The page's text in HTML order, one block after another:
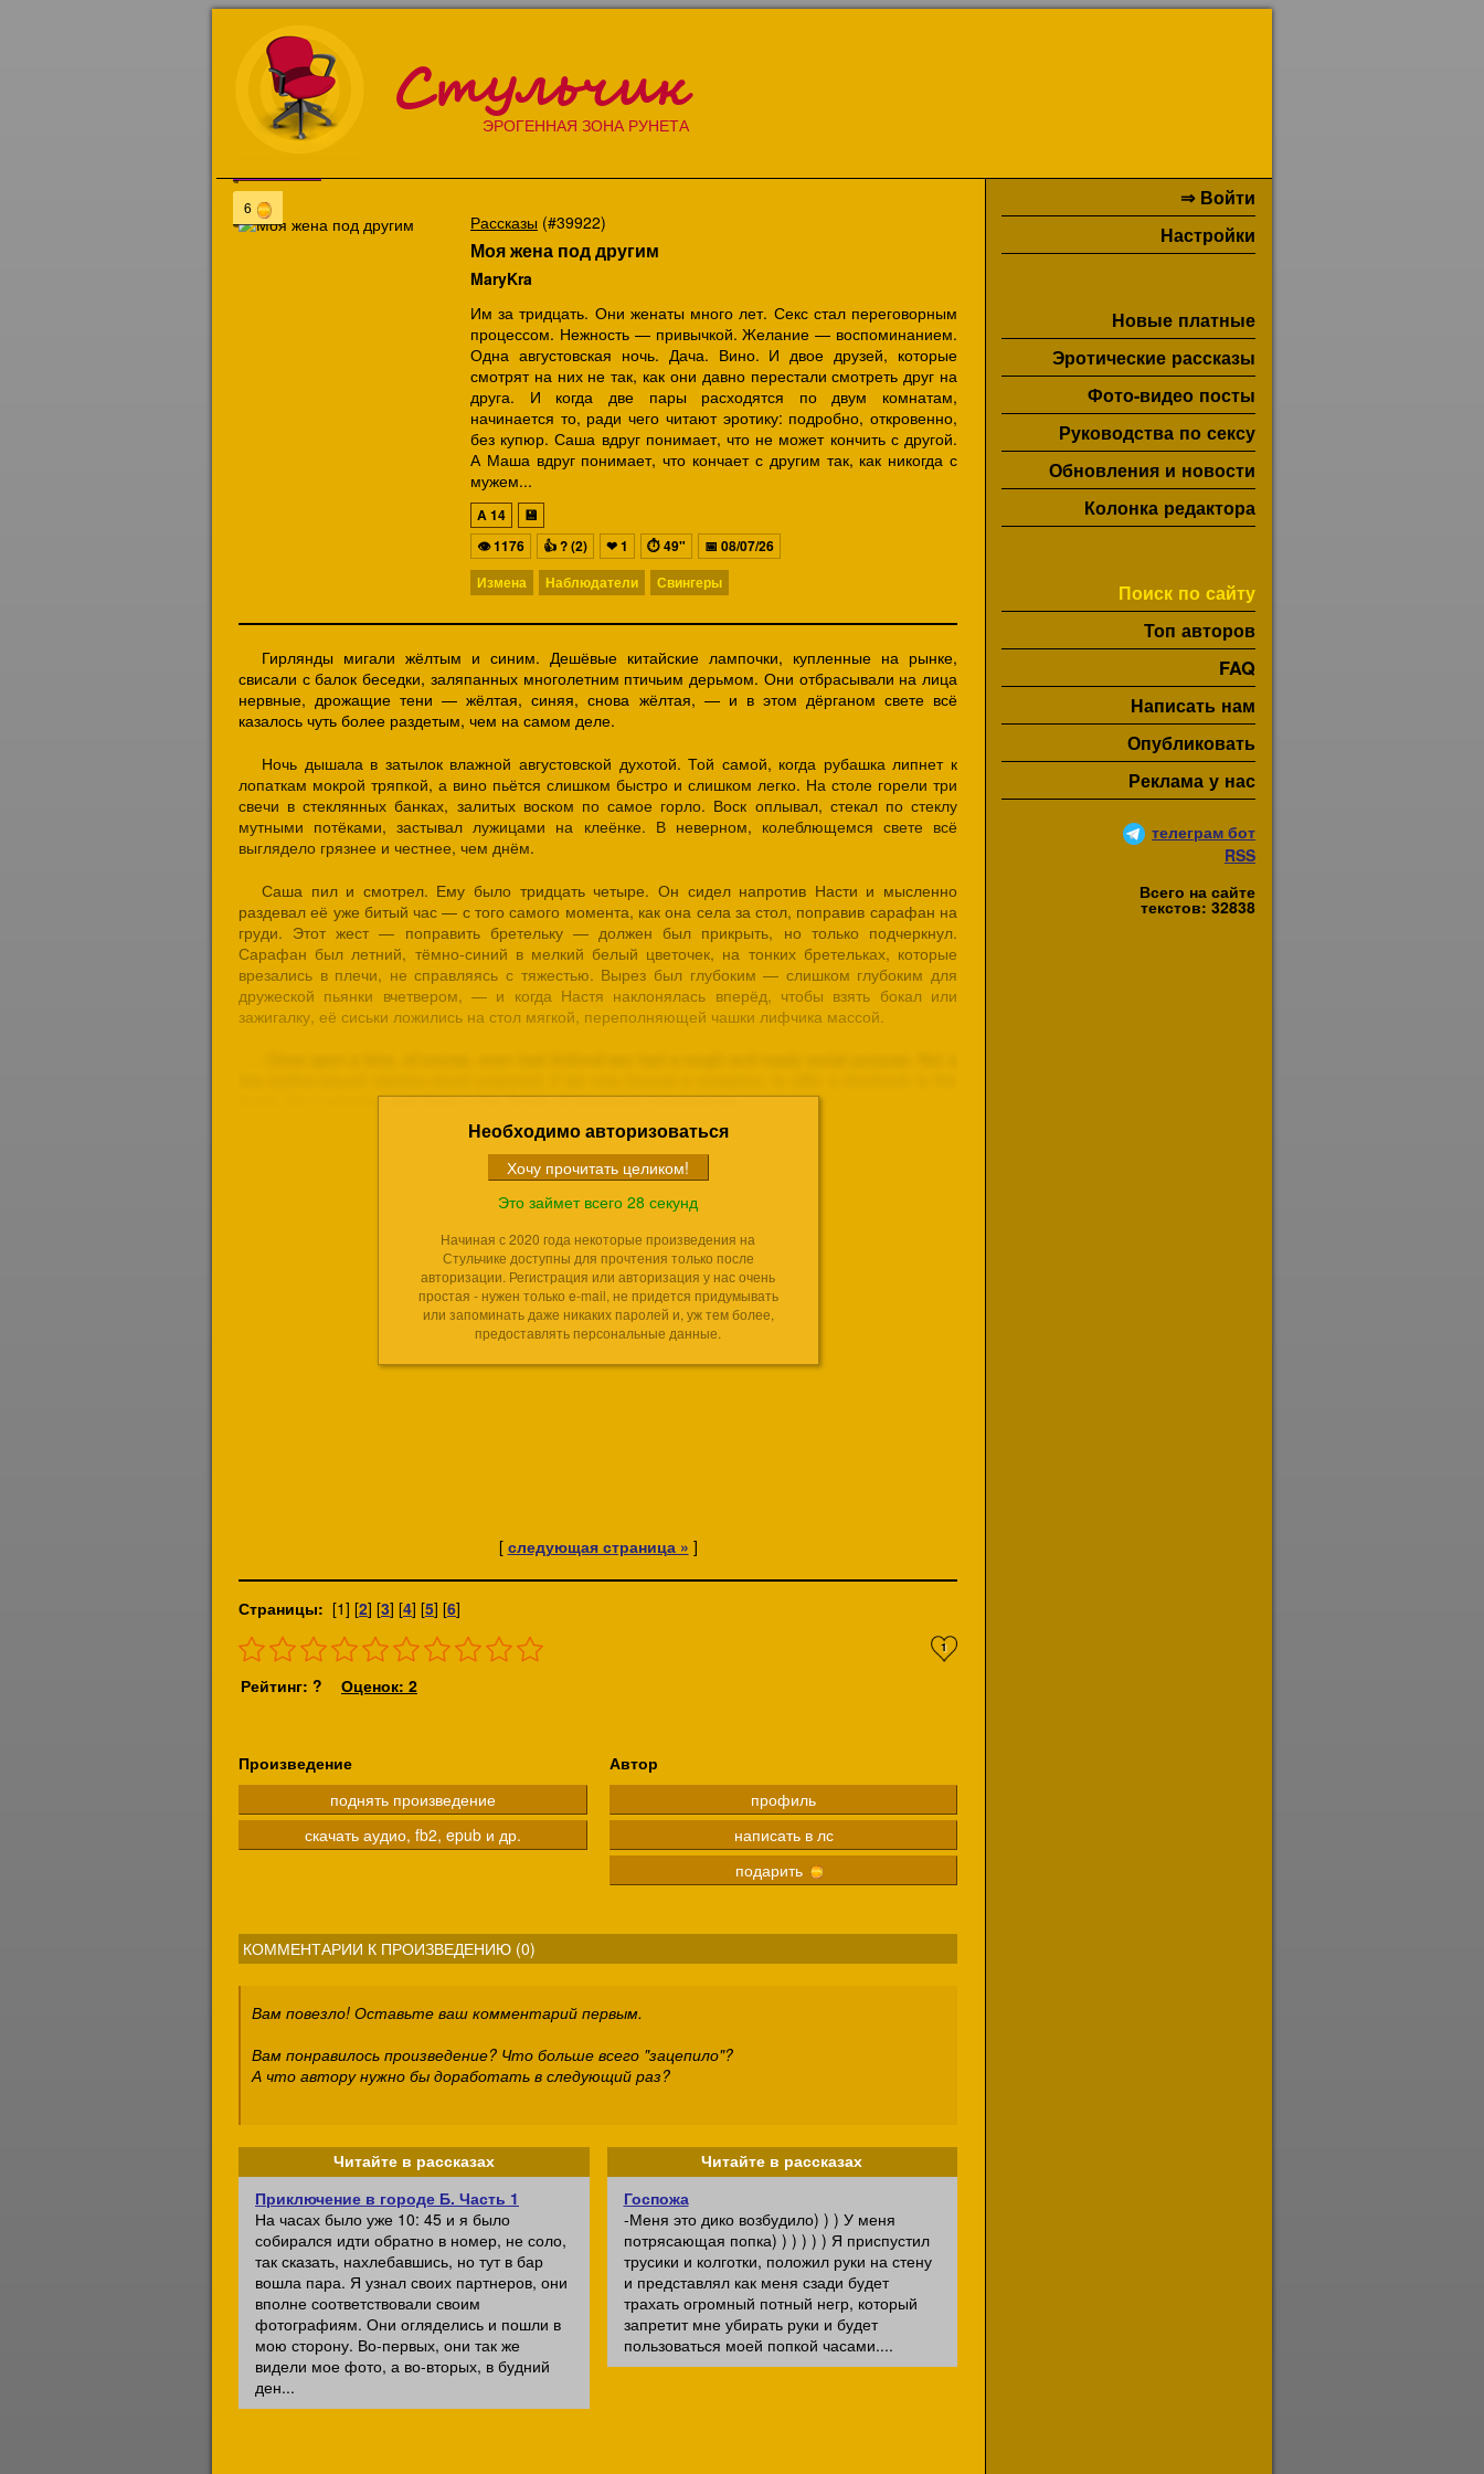
Стульчик
ЭРОГЕННАЯ ЗОНА РУНЕТА
⇒ Войти
Настройки
Новые платные
Эротические рассказы
Фото-видео посты
Руководства по сексу
Обновления и новости
Колонка редактора
Поиск по сайту
Топ авторов
FAQ
Написать нам
Опубликовать
Реклама у нас
телеграм бот
RSS
Всего на сайте
текстов: 32838
6
Рассказы (#39922)
Моя жена под другим
MaryKra
Им за тридцать. Они женаты много лет. Секс стал переговорным
процессом. Нежность — привычкой. Желание — воспоминанием.
Одна августовская ночь. Дача. Вино. И двое друзей, которые
смотрят на них не так, как они давно перестали смотреть друг на
друга. И когда две пары расходятся по двум комнатам,
начинается то, ради чего читают эротику: подробно, откровенно,
без купюр. Саша вдруг понимает, что не может кончить с другой.
А Маша вдруг понимает, что кончает с другим так, как никогда с
мужем...
A14
💾
👁1176 👍? (2) ❤1 ⏱49" 📅 08/07/26
Измена
Наблюдатели Свингеры
Гирлянды мигали жёлтым и синим. Дешёвые китайские лампочки, купленные на рынке,
свисали с балок беседки, заляпанных многолетним птичьим дерьмом. Они отбрасывали на лица
нервные, дрожащие тени — жёлтая, синяя, снова жёлтая, — и в этом дёрганом свете всё
казалось чуть более раздетым, чем на самом деле.
Ночь дышала в затылок влажной августовской духотой. Той самой, когда рубашка липнет к
лопаткам мокрой тряпкой, а вино пьётся слишком быстро и слишком легко. На столе горели три
свечи в стеклянных банках, залитых воском по самое горло. Воск оплывал, стекал по стеклу
мутными потёками, застывал лужицами на клеёнке. В неверном, колеблющемся свете всё
выглядело грязнее и честнее, чем днём.
Саша пил и смотрел. Ему было тридцать четыре. Он сидел напротив Насти и мысленно
раздевал её уже битый час — с того самого момента, как она села за стол, поправив сарафан на
груди. Этот жест — поправить бретельку — должен был прикрыть, но только подчеркнул.
Сарафан был летний, тёмно-синий в мелкий белый цветочек, на тонких бретельках, которые
врезались в плечи, не справляясь с тяжестью. Вырез был глубоким — слишком глубоким для
дружеской пьянки вчетвером, — и когда Настя наклонялась вперёд, чтобы взять бокал или
зажигалку, её сиськи ложились на стол мягкой, переполняющей чашки лифчика массой.
Необходимо авторизоваться
Это займет всего 28 секунд
Начиная с 2020 года некоторые произведения на
Стульчике доступны для прочтения только после
авторизации. Регистрация или авторизация у нас очень
простая - нужен только e-mail, не придется придумывать
или запоминать даже никаких паролей и, уж тем более,
предоставлять персональные данные.
[ следующая страница » ]
Страницы: [1] [2] [3] [4] [5] [6]
1
Рейтинг: ? Оценок: 2
Произведение
поднять произведение
скачать аудио, fb2, epub и др.
Автор
профиль
написать в лс
подарить
КОММЕНТАРИИ К ПРОИЗВЕДЕНИЮ (0)
Вам повезло! Оставьте ваш комментарий первым.
Вам понравилось произведение? Что больше всего "зацепило"?
А что автору нужно бы доработать в следующий раз?
Читайте в рассказах
Приключение в городе Б. Часть 1
На часах было уже 10: 45 и я было
собирался идти обратно в номер, не соло,
так сказать, нахлебавшись, но тут в бар
вошла пара. Я узнал своих партнеров, они
вполне соответствовали своим
фотографиям. Они огляделись и пошли в
мою сторону. Во-первых, они так же
видели мое фото, а во-вторых, в будний
ден...
Читайте в рассказах
Госпожа
-Меня это дико возбудило) ) ) У меня
потрясающая попка) ) ) ) ) ) Я приспустил
трусики и колготки, положил руки на стену
и представлял как меня сзади будет
трахать огромный потный негр, который
запретит мне убирать руки и будет
пользоваться моей попкой часами....